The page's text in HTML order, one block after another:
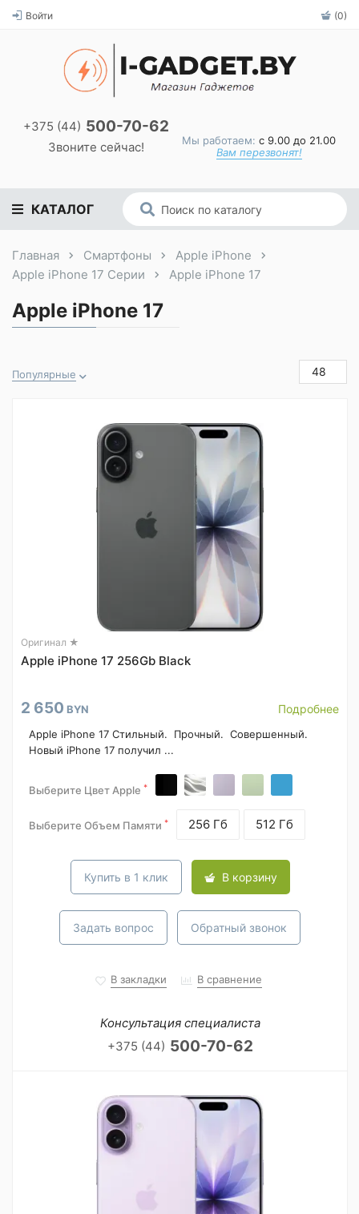
Войти (0)
+375 (44) 500-70-62
Звоните сейчас! Мы работаем: с 9.00 до 21.00
Вам перезвонят!
КАТАЛОГ
Главная Смартфоны
Apple iPhone
Apple iPhone 17 Серии
Apple iPhone 17
Apple iPhone 17
Популярные 48
Оригинал ★
Apple iPhone 17 256Gb Black
2 650 BYN Подробнее
Apple iPhone 17 Стильный. Прочный. Совершенный.
Новый iPhone 17 получил ...
Выберите Цвет Apple *
Выберите Объем Памяти * 256 Гб 512 Гб
Купить в 1 клик В корзину
Задать вопрос Обратный звонок
В закладки В сравнение
Консультация специалиста
+375 (44) 500-70-62